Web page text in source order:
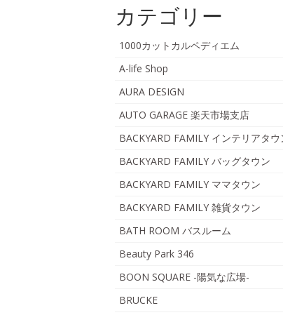
カテゴリー
1000カットカルペディエム
A-life Shop
AURA DESIGN
AUTO GARAGE 楽天市場支店
BACKYARD FAMILY インテリアタウ
BACKYARD FAMILY バッグタウン
BACKYARD FAMILY ママタウン
BACKYARD FAMILY 雑貨タウン
BATH ROOM バスルーム
Beauty Park 346
BOON SQUARE -陽気な広場-
BRUCKE